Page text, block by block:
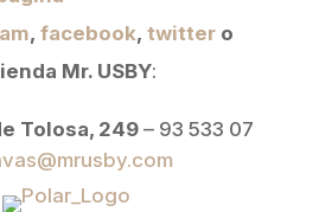
,facebook,twitter o
Mr. USBY:
Tolosa, 249– 93 533 07